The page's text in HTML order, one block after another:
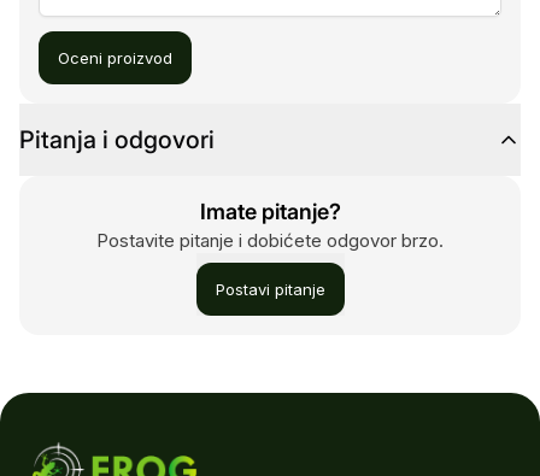
Oceni proizvod
Pitanja i odgovori
Imate pitanje?
Postavite pitanje i dobićete odgovor brzo.
Postavi pitanje